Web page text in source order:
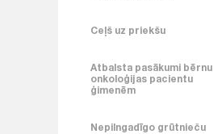
Ceļš uz priekšu
Atbalsta pasākumi bērnu
onkoloģijas pacientu
ģimenēm
Nepilngadīgo grūtnieču